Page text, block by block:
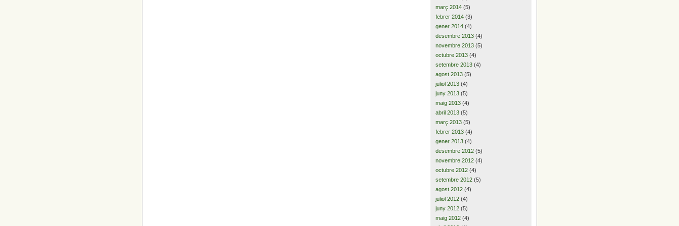
març 2014 (5)
febrer 2014 (3)
gener 2014 (4)
desembre 2013 (4)
novembre 2013 (5)
octubre 2013 (4)
setembre 2013 (4)
agost 2013 (5)
juliol 2013 (4)
juny 2013 (5)
maig 2013 (4)
abril 2013 (5)
març 2013 (5)
febrer 2013 (4)
gener 2013 (4)
desembre 2012 (5)
novembre 2012 (4)
octubre 2012 (4)
setembre 2012 (5)
agost 2012 (4)
juliol 2012 (4)
juny 2012 (5)
maig 2012 (4)